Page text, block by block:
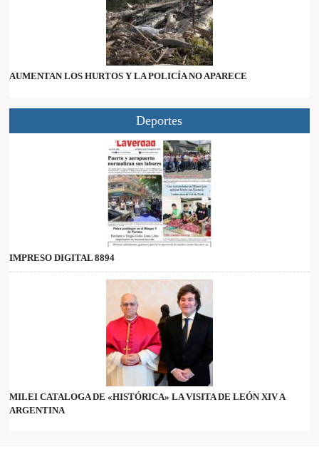
AUMENTAN LOS HURTOS Y LA POLICÍA NO APARECE
Deportes
IMPRESO DIGITAL 8894
MILEI CATALOGA DE «HISTÓRICA» LA VISITA DE LEÓN XIV A
ARGENTINA